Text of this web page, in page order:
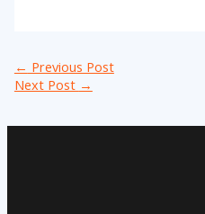
← Previous Post
Next Post →